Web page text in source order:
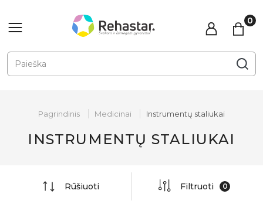
Pagrindinis Medicinai Instrumentų staliukai
INSTRUMENTŲ STALIUKAI
Rūšiuoti Filtruoti